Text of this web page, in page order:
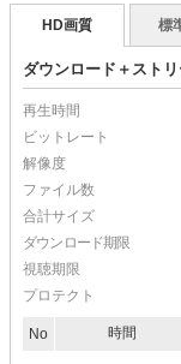
HD画質 標
ダウンロード＋スト
再生時間
ビットレート
解像度
ファイル数
合計サイズ
ダウンロード期限
視聴期限
プロテクト
No 時間